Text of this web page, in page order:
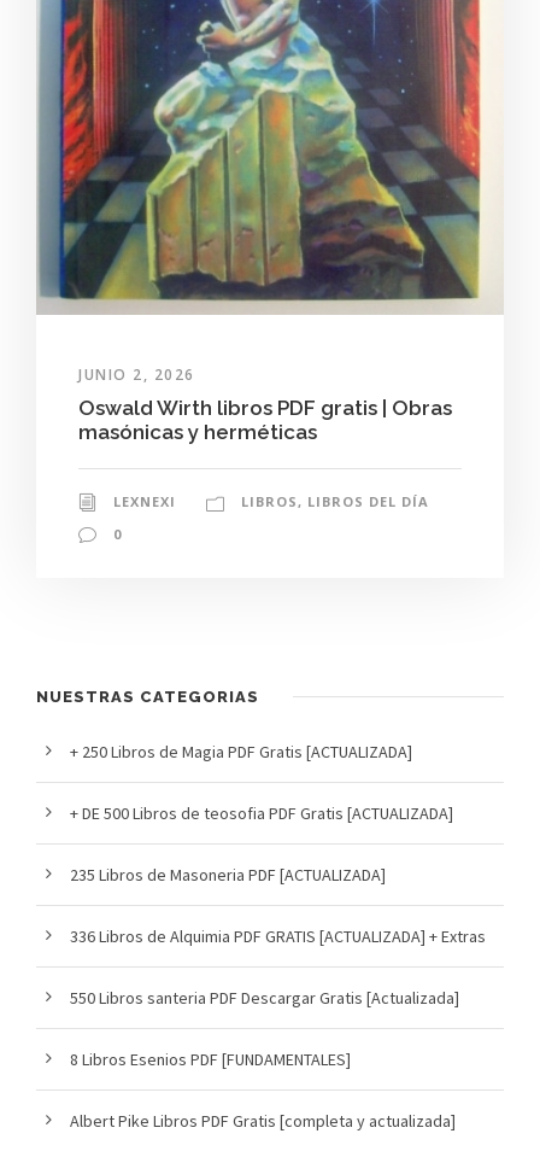
JUNIO 2, 2026
Oswald Wirth libros PDF gratis | Obras
masónicas y herméticas
LEXNEXI LIBROS , LIBROS DEL DÍA
0
NUESTRAS CATEGORIAS
+ 250 Libros de Magia PDF Gratis [ACTUALIZADA]
+ DE 500 Libros de teosofia PDF Gratis [ACTUALIZADA]
235 Libros de Masoneria PDF [ACTUALIZADA]
336 Libros de Alquimia PDF GRATIS [ACTUALIZADA] + Extras
550 Libros santeria PDF Descargar Gratis [Actualizada]
8 Libros Esenios PDF [FUNDAMENTALES]
Albert Pike Libros PDF Gratis [completa y actualizada]